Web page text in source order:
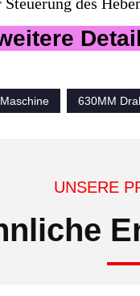
630MM
UNSERE